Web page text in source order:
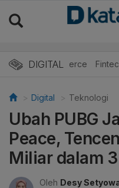
DIGITAL
E-Commerce
Digital Teknologi
Ubah PUBG
Peace,
Miliar dalam
Oleh Desy